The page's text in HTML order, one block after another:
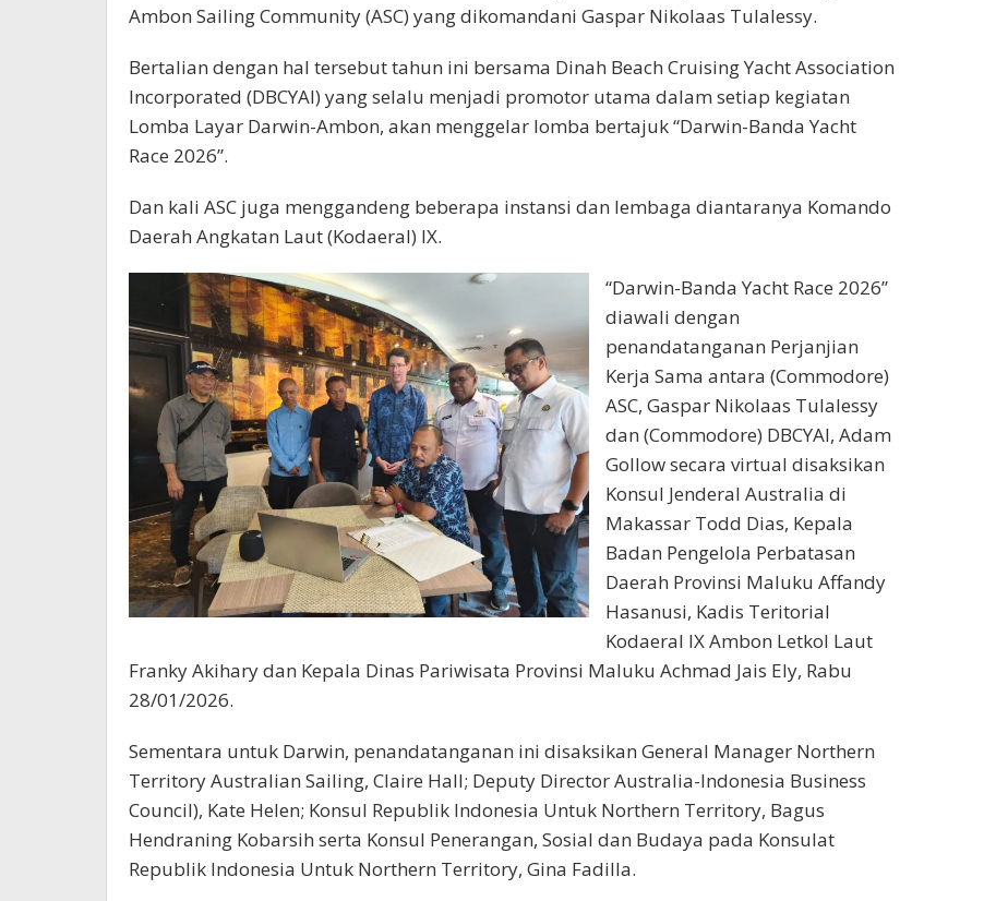
Ambon Sailing Community (ASC) yang dikomandani Gaspar Nikolaas Tulalessy.
Bertalian dengan hal tersebut tahun ini bersama Dinah Beach Cruising Yacht Association
Incorporated (DBCYAI) yang selalu menjadi promotor utama dalam setiap kegiatan
Lomba Layar Darwin-Ambon, akan menggelar lomba bertajuk “Darwin-Banda Yacht
Race 2026”.
Dan kali ASC juga menggandeng beberapa instansi dan lembaga diantaranya Komando
Daerah Angkatan Laut (Kodaeral) IX.
“Darwin-Banda Yacht Race 2026”
diawali dengan
penandatanganan Perjanjian
Kerja Sama antara (Commodore)
ASC, Gaspar Nikolaas Tulalessy
dan (Commodore) DBCYAI, Adam
Gollow secara virtual disaksikan
Konsul Jenderal Australia di
Makassar Todd Dias, Kepala
Badan Pengelola Perbatasan
Daerah Provinsi Maluku Affandy
Hasanusi, Kadis Teritorial
Kodaeral IX Ambon Letkol Laut
Franky Akihary dan Kepala Dinas Pariwisata Provinsi Maluku Achmad Jais Ely, Rabu
28/01/2026.
Sementara untuk Darwin, penandatanganan ini disaksikan General Manager Northern
Territory Australian Sailing, Claire Hall; Deputy Director Australia-Indonesia Business
Council), Kate Helen; Konsul Republik Indonesia Untuk Northern Territory, Bagus
Hendraning Kobarsih serta Konsul Penerangan, Sosial dan Budaya pada Konsulat
Republik Indonesia Untuk Northern Territory, Gina Fadilla.